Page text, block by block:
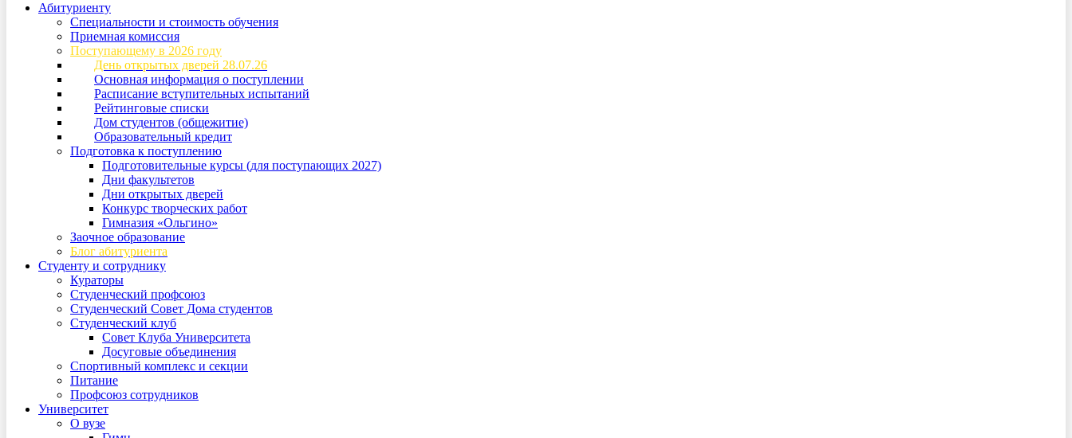
Абитуриенту
Специальности и стоимость обучения
Приемная комиссия
Поступающему в 2026 году
День открытых дверей 28.07.26
Основная информация о поступлении
Расписание вступительных испытаний
Рейтинговые списки
Дом студентов (общежитие)
Образовательный кредит
Подготовка к поступлению
Подготовительные курсы (для поступающих 2027)
Дни факультетов
Дни открытых дверей
Конкурс творческих работ
Гимназия «Ольгино»
Заочное образование
Блог абитуриента
Студенту и сотруднику
Кураторы
Студенческий профсоюз
Студенческий Совет Дома студентов
Студенческий клуб
Совет Клуба Университета
Досуговые объединения
Спортивный комплекс и секции
Питание
Профсоюз сотрудников
Университет
О вузе